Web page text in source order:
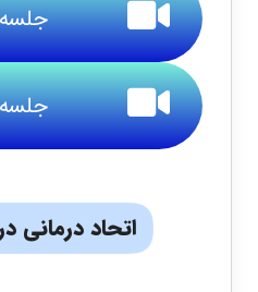
جلسه
جلسه
اتحاد درمانی